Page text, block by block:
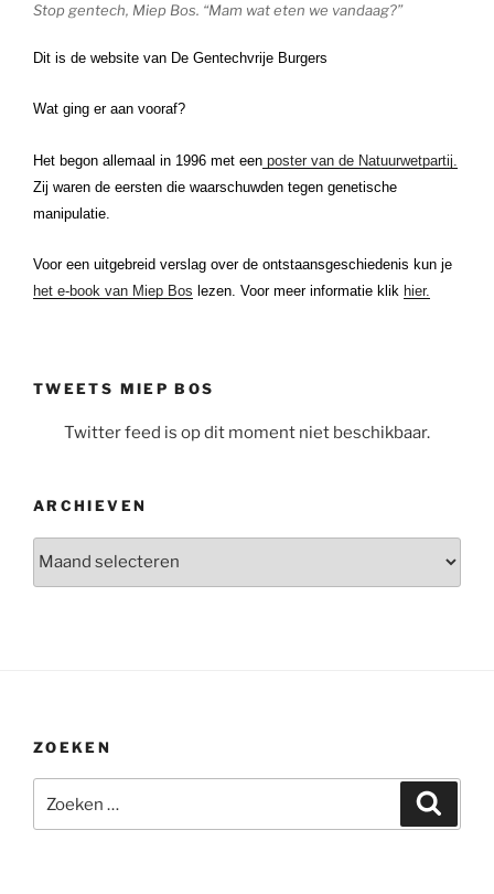
Stop gentech, Miep Bos. “Mam wat eten we vandaag?”
Dit is de website van De Gentechvrije Burgers
Wat ging er aan vooraf?
Het begon allemaal in 1996 met een poster van de Natuurwetpartij.
Zij waren de eersten die waarschuwden tegen genetische
manipulatie.
Voor een uitgebreid verslag over de ontstaansgeschiedenis kun je
het e-book van Miep Bos lezen. Voor meer informatie klik hier.
TWEETS MIEP BOS
Twitter feed is op dit moment niet beschikbaar.
ARCHIEVEN
ZOEKEN
naar: